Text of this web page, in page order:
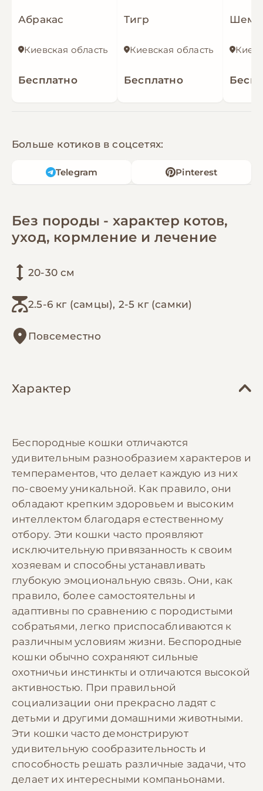
Абракас
Киевская область
Бесплатно
Тигр
Киевская область
Бесплатно
Шем
Больше котиков в соцсетях:
Telegram Pinterest
Без породы - характер котов,
уход, кормление и лечение
20-30 см
2.5-6 кг (самцы), 2-5 кг (самки)
Повсеместно
Характер
Беспородные кошки отличаются
удивительным разнообразием характеров и
темпераментов, что делает каждую из них
по-своему уникальной. Как правило, они
обладают крепким здоровьем и высоким
интеллектом благодаря естественному
отбору. Эти кошки часто проявляют
исключительную привязанность к своим
хозяевам и способны устанавливать
глубокую эмоциональную связь. Они, как
правило, более самостоятельны и
адаптивны по сравнению с породистыми
собратьями, легко приспосабливаются к
различным условиям жизни. Беспородные
кошки обычно сохраняют сильные
охотничьи инстинкты и отличаются высокой
активностью. При правильной
социализации они прекрасно ладят с
детьми и другими домашними животными.
Эти кошки часто демонстрируют
удивительную сообразительность и
способность решать различные задачи, что
делает их интересными компаньонами.